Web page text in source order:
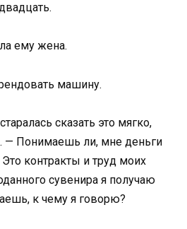
ему жена.
машину.
сказать это мягко,
— Понимаешь ли, мне деньги
Это контракты и труд моих
сувенира я получаю
к чему я говорю?